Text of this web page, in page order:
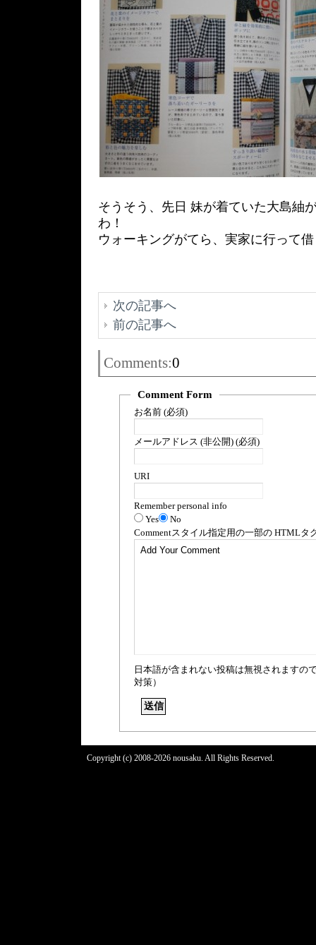
そうそう、先日 妹が着ていた大島紬
わ！
ウォーキングがてら、実家に行って
次の記事へ
前の記事へ
Comments:0
Comment Form
お名前 (必須)
メールアドレス (非公開) (必須)
URI
Remember personal info
Yes
No
Commentスタイル指定用の一部の HTMLタ
日本語が含まれない投稿は無視されますの
対策）
Copyright (c) 2008-2026 nousaku. All Rights Reserved.